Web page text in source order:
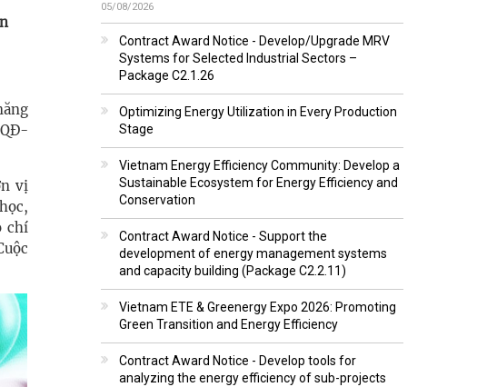
vị
chí
05/08/2026
Contract Award Notice - Develop/Upgrade MRV
Systems for Selected Industrial Sectors –
Package C2.1.26
Optimizing Energy Utilization in Every Production
Stage
Vietnam Energy Efficiency Community: Develop a
Sustainable Ecosystem for Energy Efficiency and
Conservation
Contract Award Notice - Support the
development of energy management systems
and capacity building (Package C2.2.11)
Vietnam ETE & Greenergy Expo 2026: Promoting
Green Transition and Energy Efficiency
Contract Award Notice - Develop tools for
analyzing the energy efficiency of sub-projects